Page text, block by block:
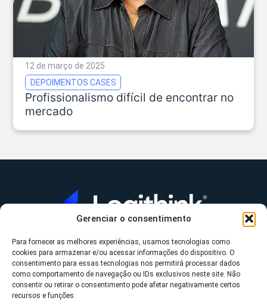
Gerenciar o consentimento
Para fornecer as melhores experiências, usamos tecnologias como
cookies para armazenar e/ou acessar informações do dispositivo. O
consentimento para essas tecnologias nos permitirá processar dados
como comportamento de navegação ou IDs exclusivos neste site. Não
consentir ou retirar o consentimento pode afetar negativamente certos
recursos e funções.
12 de março de 2025
DEPOIMENTOS CASES
Profissionalismo difícil de encontrar no
mercado
A Logithink
O que fazemos
Contato